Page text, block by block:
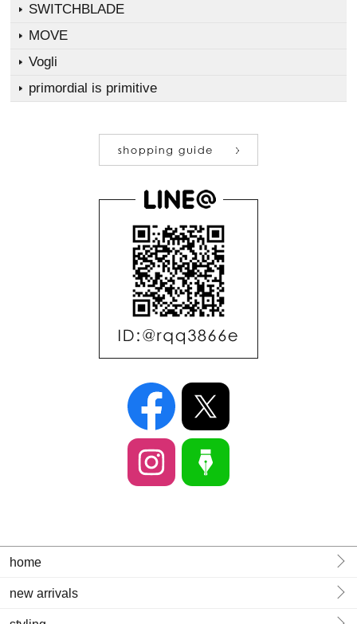
SWITCHBLADE
MOVE
Vogli
primordial is primitive
home
new arrivals